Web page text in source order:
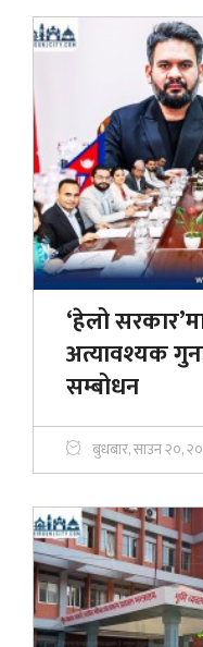
‘हेलो
अत्यावश्यक
सम्बोधन
बुधबार, साउन २०,